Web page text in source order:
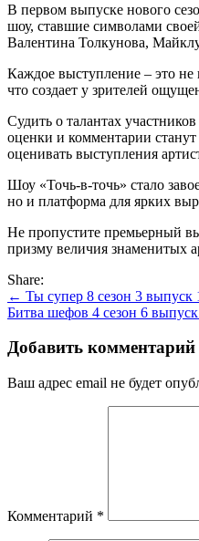
В первом выпуске нового
шоу, ставшие символами
Валентина Толкунова,
Каждое выступление – это не
что создает у зрителей
Судить о талантах
оценки и комментарии
оценивать выступления
Шоу «Точь-в-точь» стало
но и платформа для ярких
Не пропустите премьерный
призму величия знаменитых
Share:
Навигация
по
записям
← Ты супер 8 сезон 3 выпуск
Битва шефов 4 сезон 6
Добавить комментарий
Ваш адрес email не будет
Комментарий *